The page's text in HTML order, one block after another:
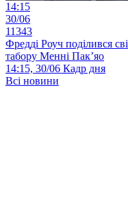
14:15
30/06
11343
Фредді Роуч поділився
табору Менні Пак’яо
14:15, 30/06 Кадр дня
Всі новини